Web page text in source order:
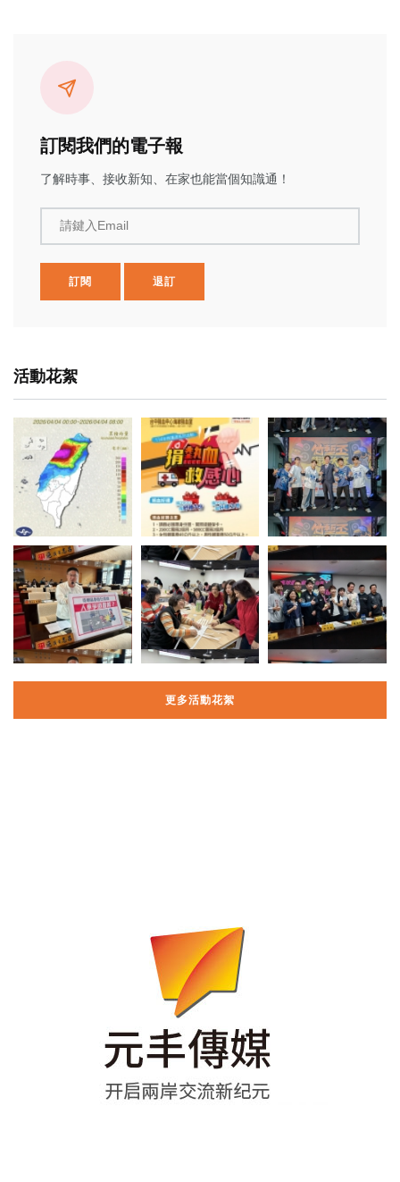
訂閱我們的電子報
了解時事、接收新知、在家也能當個知識通！
請鍵入Email
訂閱 退訂
活動花絮
更多活動花絮